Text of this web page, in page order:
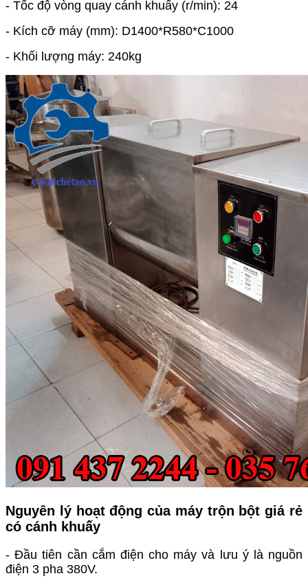
- Tốc độ vòng quay cánh khuấy (r/min): 24
- Kích cỡ máy (mm): D1400*R580*C1000
- Khối lượng máy: 240kg
Nguyên lý hoạt động của máy trộn bột giá rẻ
có cánh khuấy
- Đầu tiên cần cắm điện cho máy và lưu ý là nguồn
điện 3 pha 380V.